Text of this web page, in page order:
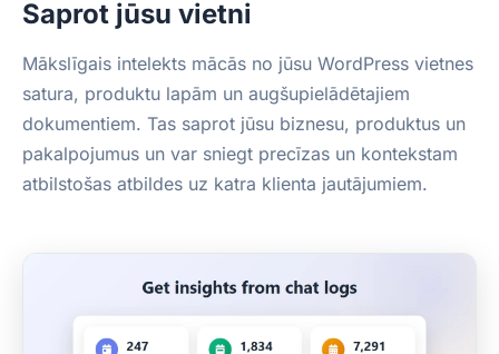
Saprot jūsu vietni
Mākslīgais intelekts mācās no jūsu WordPress vietnes
satura, produktu lapām un augšupielādētajiem
dokumentiem. Tas saprot jūsu biznesu, produktus un
pakalpojumus un var sniegt precīzas un kontekstam
atbilstošas atbildes uz katra klienta jautājumiem.